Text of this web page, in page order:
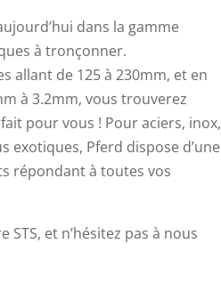
dans la gamme
à tronçonner.
allant de 125 à 230mm, et en
à 3.2mm, vous trouverez
pour vous ! Pour aciers, inox,
exotiques, Pferd dispose d’une
répondant à toutes vos
et n’hésitez pas à nous